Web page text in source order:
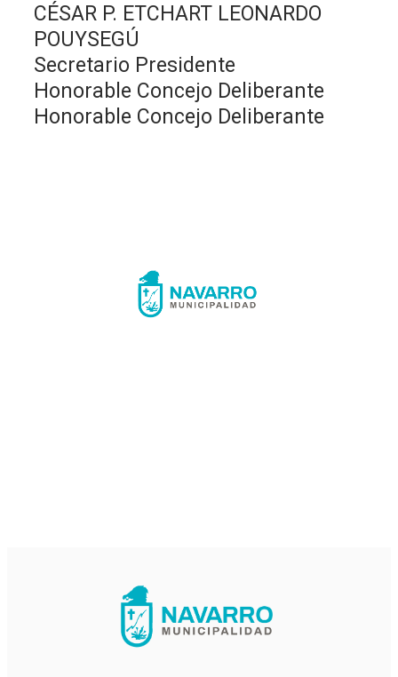
CÉSAR P. ETCHART LEONARDO
POUYSEGÚ
Secretario Presidente
Honorable Concejo Deliberante
Honorable Concejo Deliberante